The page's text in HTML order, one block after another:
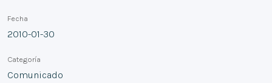
Fecha
2010-01-30
Categoría
Comunicado